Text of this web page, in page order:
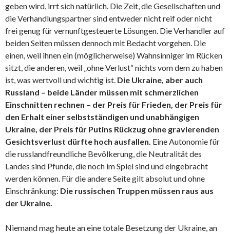
geben wird, irrt sich natürlich. Die Zeit, die Gesellschaften und
die Verhandlungspartner sind entweder nicht reif oder nicht
frei genug für vernunftgesteuerte Lösungen. Die Verhandler auf
beiden Seiten müssen dennoch mit Bedacht vorgehen. Die
einen, weil ihnen ein (möglicherweise) Wahnsinniger im Rücken
sitzt, die anderen, weil „ohne Verlust“ nichts vom dem zu haben
ist, was wertvoll und wichtig ist. Die Ukraine, aber auch
Russland – beide Länder müssen mit schmerzlichen
Einschnitten rechnen – der Preis für Frieden, der Preis für
den Erhalt einer selbstständigen und unabhängigen
Ukraine, der Preis für Putins Rückzug ohne gravierenden
Gesichtsverlust dürfte hoch ausfallen. Eine Autonomie für
die russlandfreundliche Bevölkerung, die Neutralität des
Landes sind Pfunde, die noch im Spiel sind und eingebracht
werden können. Für die andere Seite gilt absolut und ohne
Einschränkung: Die russischen Truppen müssen raus aus
der Ukraine.
Niemand mag heute an eine totale Besetzung der Ukraine, an